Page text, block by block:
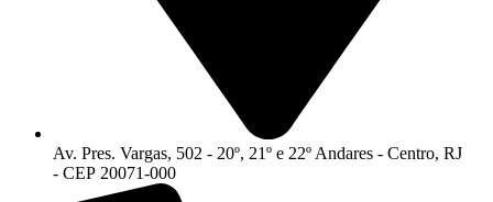
Av. Pres. Vargas, 502 - 20º, 21º e 22º Andares - Centro, RJ
- CEP 20071-000